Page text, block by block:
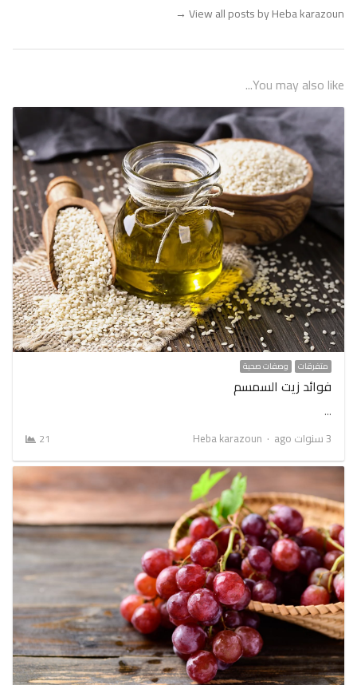
View all posts by Heba karazoun
→
You may also like...
متفرقات وصفات صحية
فوائد زيت السمسم
…
3 سنوات ago
Author
Heba karazoun
21